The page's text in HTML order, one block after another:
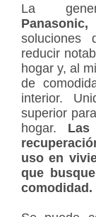
La
Panasonic,
soluciones
reducir
hogar y, al
de
interior.
superior
hogar.
uso en
que
comodidad.